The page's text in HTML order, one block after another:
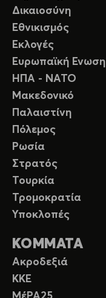
Δικαιοσύνη
Εθνικισμός
Εκλογές
Ευρωπαϊκή Ενωση
ΗΠΑ - ΝΑΤΟ
Μακεδονικό
Παλαιστίνη
Πόλεμος
Ρωσία
Στρατός
Τουρκία
Τρομοκρατία
Υποκλοπές
ΚΟΜΜΑΤΑ
Ακροδεξιά
ΚΚΕ